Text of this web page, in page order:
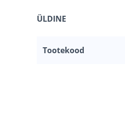
ÜLDINE
Tootekood